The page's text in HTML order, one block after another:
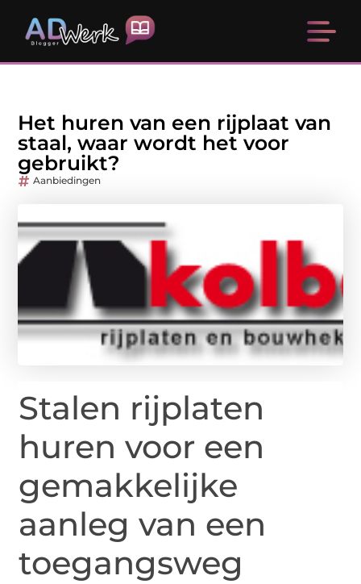
Het huren van een rijplaat van
staal, waar wordt het voor
gebruikt?
Aanbiedingen
Stalen rijplaten
huren voor een
gemakkelijke
aanleg van een
toegangsweg